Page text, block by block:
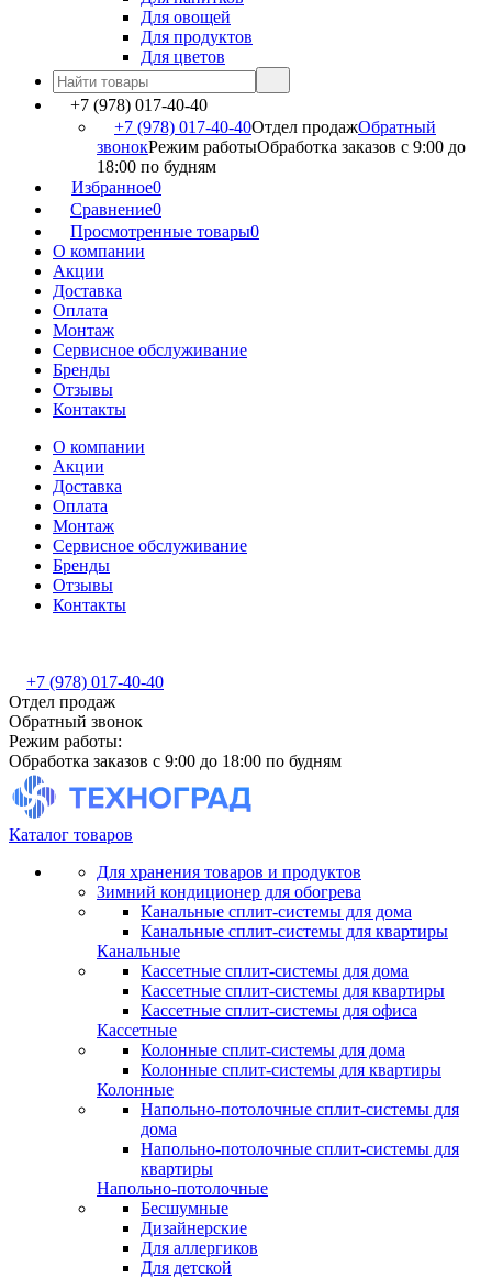
Для овощей
Для продуктов
Для цветов
+7 (978) 017-40-40
+7 (978) 017-40-40Отдел продажОбратный
звонокРежим работыОбработка заказов с 9:00 до
18:00 по будням
Избранное0
Сравнение0
Просмотренные товары0
О компании
Акции
Доставка
Оплата
Монтаж
Сервисное обслуживание
Бренды
Отзывы
Контакты
О компании
Акции
Доставка
Оплата
Монтаж
Сервисное обслуживание
Бренды
Отзывы
Контакты
+7 (978) 017-40-40
Отдел продаж
Обратный звонок
Режим работы:
Обработка заказов с 9:00 до 18:00 по будням
Каталог товаров
Для хранения товаров и продуктов
Зимний кондиционер для обогрева
Канальные сплит-системы для дома
Канальные сплит-системы для квартиры
Канальные
Кассетные сплит-системы для дома
Кассетные сплит-системы для квартиры
Кассетные сплит-системы для офиса
Кассетные
Колонные сплит-системы для дома
Колонные сплит-системы для квартиры
Колонные
Напольно-потолочные сплит-системы для
дома
Напольно-потолочные сплит-системы для
квартиры
Напольно-потолочные
Бесшумные
Дизайнерские
Для аллергиков
Для детской